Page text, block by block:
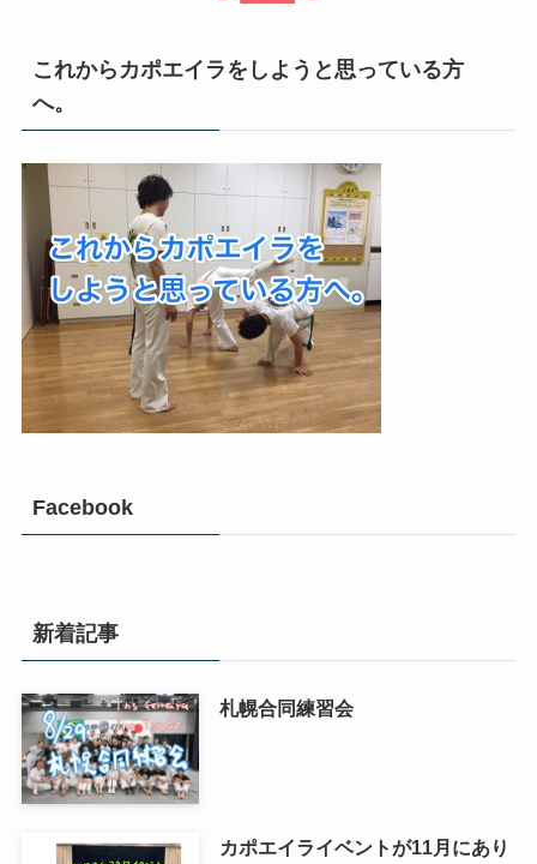
これからカポエイラをしようと思っている方
へ。
Facebook
新着記事
札幌合同練習会
カポエイライベントが11月にあり